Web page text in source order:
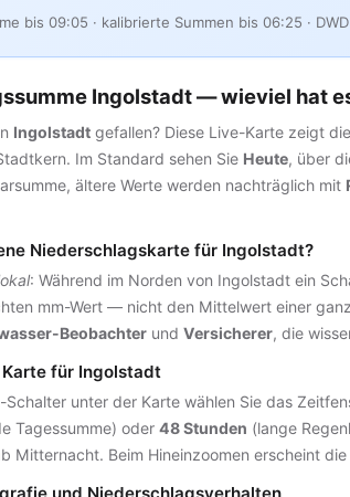
bis 09:05 · kalibrierte Summen bis 06:25 ·
Ingolstadt — wieviel hat
Ingolstadt gefallen? Diese Live-Karte zeigt
Im Standard sehen Sie Heute, über
ältere Werte werden nachträglich mit
Niederschlagskarte für Ingolstadt?
: Während im Norden von Ingolstadt ein
mm-Wert — nicht den Mittelwert einer
Beobachter und Versicherer, die
Karte für Ingolstadt
Schalter unter der Karte wählen Sie das
Tagessumme) oder 48 Stunden (lange
Mitternacht. Beim Hineinzoomen erscheint